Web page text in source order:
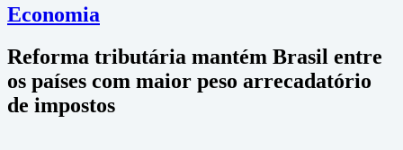
Economia
Reforma tributária mantém Brasil entre
os países com maior peso arrecadatório
de impostos